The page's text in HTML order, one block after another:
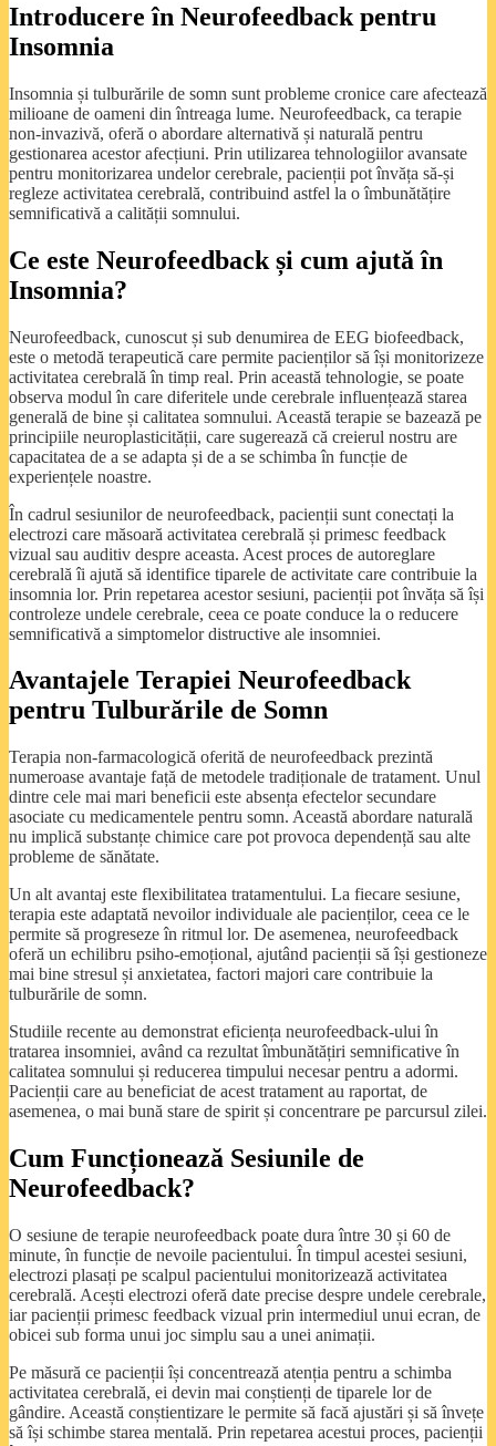
Introducere în Neurofeedback pentru
Insomnia
Insomnia și tulburările de somn sunt probleme cronice care afectează
milioane de oameni din întreaga lume. Neurofeedback, ca terapie
non-invazivă, oferă o abordare alternativă și naturală pentru
gestionarea acestor afecțiuni. Prin utilizarea tehnologiilor avansate
pentru monitorizarea undelor cerebrale, pacienții pot învăța să-și
regleze activitatea cerebrală, contribuind astfel la o îmbunătățire
semnificativă a calității somnului.
Ce este Neurofeedback și cum ajută în
Insomnia?
Neurofeedback, cunoscut și sub denumirea de EEG biofeedback,
este o metodă terapeutică care permite pacienților să își monitorizeze
activitatea cerebrală în timp real. Prin această tehnologie, se poate
observa modul în care diferitele unde cerebrale influențează starea
generală de bine și calitatea somnului. Această terapie se bazează pe
principiile neuroplasticității, care sugerează că creierul nostru are
capacitatea de a se adapta și de a se schimba în funcție de
experiențele noastre.
În cadrul sesiunilor de neurofeedback, pacienții sunt conectați la
electrozi care măsoară activitatea cerebrală și primesc feedback
vizual sau auditiv despre aceasta. Acest proces de autoreglare
cerebrală îi ajută să identifice tiparele de activitate care contribuie la
insomnia lor. Prin repetarea acestor sesiuni, pacienții pot învăța să își
controleze undele cerebrale, ceea ce poate conduce la o reducere
semnificativă a simptomelor distructive ale insomniei.
Avantajele Terapiei Neurofeedback
pentru Tulburările de Somn
Terapia non-farmacologică oferită de neurofeedback prezintă
numeroase avantaje față de metodele tradiționale de tratament. Unul
dintre cele mai mari beneficii este absența efectelor secundare
asociate cu medicamentele pentru somn. Această abordare naturală
nu implică substanțe chimice care pot provoca dependență sau alte
probleme de sănătate.
Un alt avantaj este flexibilitatea tratamentului. La fiecare sesiune,
terapia este adaptată nevoilor individuale ale pacienților, ceea ce le
permite să progreseze în ritmul lor. De asemenea, neurofeedback
oferă un echilibru psiho-emoțional, ajutând pacienții să își gestioneze
mai bine stresul și anxietatea, factori majori care contribuie la
tulburările de somn.
Studiile recente au demonstrat eficiența neurofeedback-ului în
tratarea insomniei, având ca rezultat îmbunătățiri semnificative în
calitatea somnului și reducerea timpului necesar pentru a adormi.
Pacienții care au beneficiat de acest tratament au raportat, de
asemenea, o mai bună stare de spirit și concentrare pe parcursul zilei.
Cum Funcționează Sesiunile de
Neurofeedback?
O sesiune de terapie neurofeedback poate dura între 30 și 60 de
minute, în funcție de nevoile pacientului. În timpul acestei sesiuni,
electrozi plasați pe scalpul pacientului monitorizează activitatea
cerebrală. Acești electrozi oferă date precise despre undele cerebrale,
iar pacienții primesc feedback vizual prin intermediul unui ecran, de
obicei sub forma unui joc simplu sau a unei animații.
Pe măsură ce pacienții își concentrează atenția pentru a schimba
activitatea cerebrală, ei devin mai conștienți de tiparele lor de
gândire. Această conștientizare le permite să facă ajustări și să învețe
să își schimbe starea mentală. Prin repetarea acestui proces, pacienții